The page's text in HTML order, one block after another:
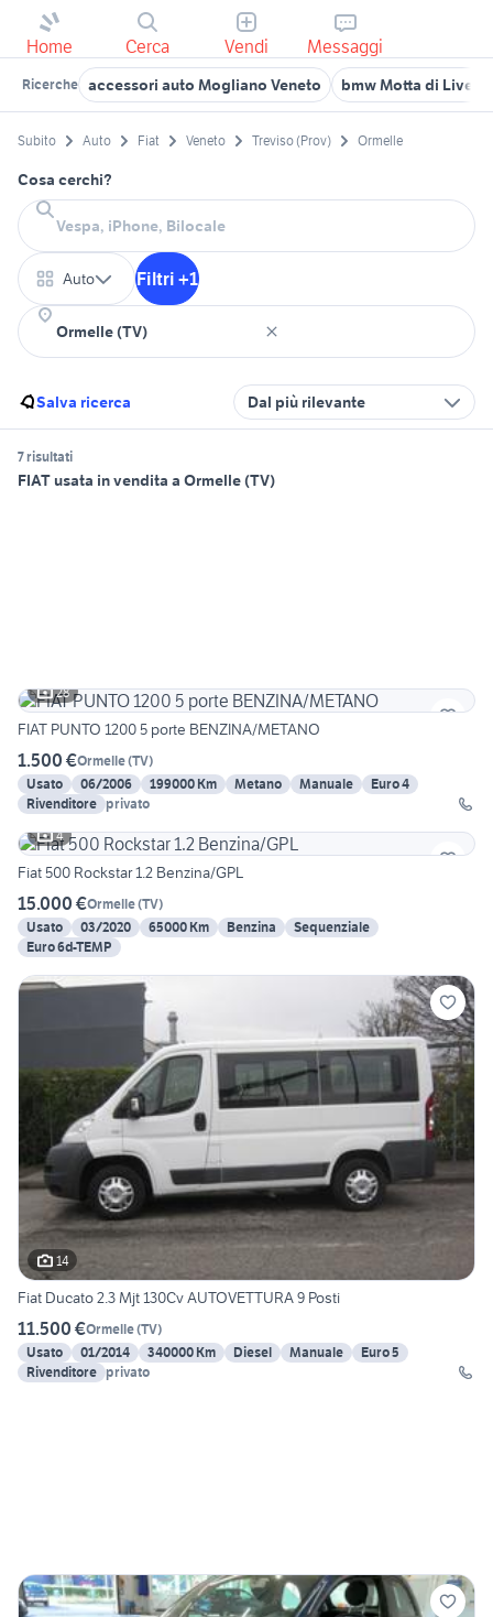
Home Cerca Vendi Messaggi
Ricerche accessori auto Mogliano Veneto bmw Motta di
Subito Auto Fiat Veneto Treviso (Prov) Ormelle
Cosa cerchi?
Auto Filtri +1
Salva ricerca Dal più rilevante
7 risultati
FIAT usata in vendita a Ormelle (TV)
28
FIAT PUNTO 1200 5 porte BENZINA/METANO
1.500 €Ormelle(TV)
Usato
06/2006 199000 Km Metano Manuale
Euro 4
Rivenditore privato
4
Fiat 500 Rockstar 1.2 Benzina/GPL
15.000 €Ormelle(TV)
Usato
03/2020 65000 Km Benzina
Sequenziale
Euro 6d-TEMP
14
Fiat Ducato 2.3 Mjt 130Cv AUTOVETTURA 9 Posti
11.500 €Ormelle(TV)
Usato
01/2014 340000 Km Diesel Manuale
Euro 5
Rivenditore privato